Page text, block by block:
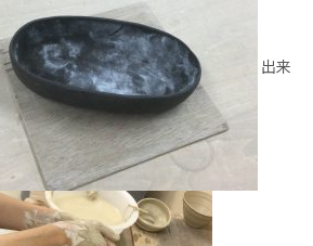
出来